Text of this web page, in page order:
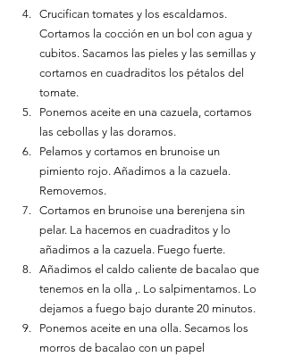
Crucifican tomates y los escaldamos.
Cortamos la cocción en un bol con agua y
cubitos. Sacamos las pieles y las semillas y
cortamos en cuadraditos los pétalos del
tomate.
Ponemos aceite en una cazuela, cortamos
las cebollas y las doramos.
Pelamos y cortamos en brunoise un
pimiento rojo. Añadimos a la cazuela.
Removemos.
Cortamos en brunoise una berenjena sin
pelar. La hacemos en cuadraditos y lo
añadimos a la cazuela. Fuego fuerte.
Añadimos el caldo caliente de bacalao que
tenemos en la olla ,. Lo salpimentamos. Lo
dejamos a fuego bajo durante 20 minutos.
Ponemos aceite en una olla. Secamos los
morros de bacalao con un papel